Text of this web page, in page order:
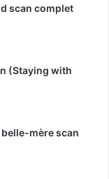
scan complet
(Staying with
belle-mère scan